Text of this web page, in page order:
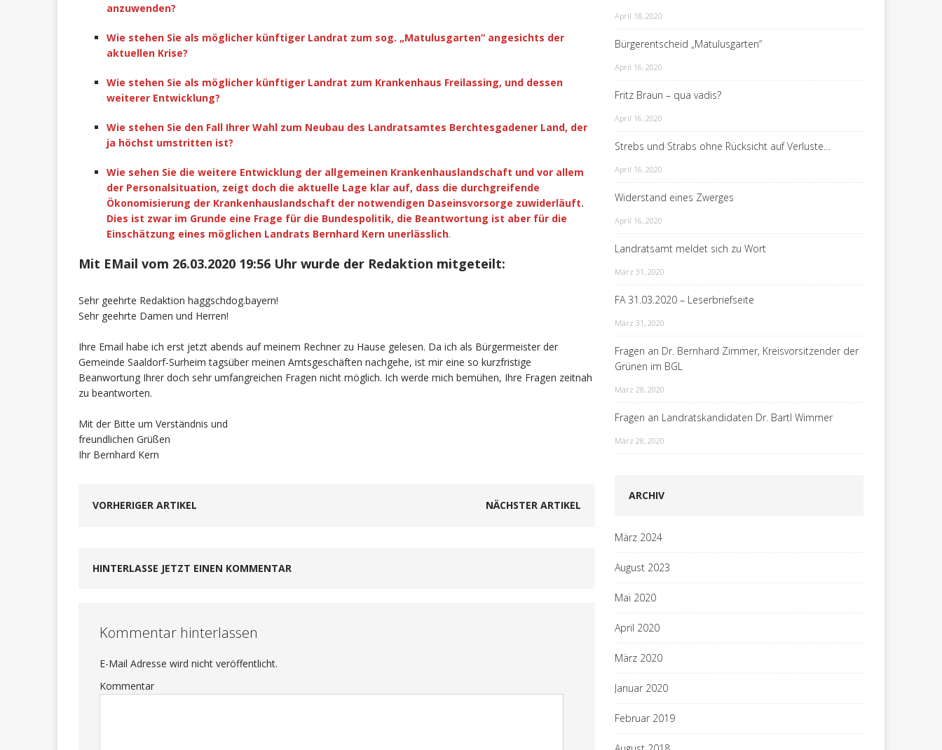
anzuwenden?
Wie stehen Sie als möglicher künftiger Landrat zum sog. „Matulusgarten“ angesichts der
aktuellen Krise?
Wie stehen Sie als möglicher künftiger Landrat zum Krankenhaus Freilassing, und dessen
weiterer Entwicklung?
Wie stehen Sie den Fall Ihrer Wahl zum Neubau des Landratsamtes Berchtesgadener Land, der
ja höchst umstritten ist?
Wie sehen Sie die weitere Entwicklung der allgemeinen Krankenhauslandschaft und vor allem
der Personalsituation, zeigt doch die aktuelle Lage klar auf, dass die durchgreifende
Ökonomisierung der Krankenhauslandschaft der notwendigen Daseinsvorsorge zuwiderläuft.
Dies ist zwar im Grunde eine Frage für die Bundespolitik, die Beantwortung ist aber für die
Einschätzung eines möglichen Landrats Bernhard Kern unerlässlich.
Mit EMail vom 26.03.2020 19:56 Uhr wurde der Redaktion mitgeteilt:
Sehr geehrte Redaktion haggschdog.bayern!
Sehr geehrte Damen und Herren!
Ihre Email habe ich erst jetzt abends auf meinem Rechner zu Hause gelesen. Da ich als Bürgermeister der
Gemeinde Saaldorf-Surheim tagsüber meinen Amtsgeschäften nachgehe, ist mir eine so kurzfristige
Beanwortung Ihrer doch sehr umfangreichen Fragen nicht möglich. Ich werde mich bemühen, Ihre Fragen zeitnah
zu beantworten.
Mit der Bitte um Verständnis und
freundlichen Grüßen
Ihr Bernhard Kern
VORHERIGER ARTIKEL NÄCHSTER ARTIKEL
HINTERLASSE JETZT EINEN KOMMENTAR
Kommentar hinterlassen
E-Mail Adresse wird nicht veröffentlicht.
Kommentar
April 18, 2020
Bürgerentscheid „Matulusgarten“
April 16, 2020
Fritz Braun – qua vadis?
April 16, 2020
Strebs und Strabs ohne Rücksicht auf Verluste…
April 16, 2020
Widerstand eines Zwerges
April 16, 2020
Landratsamt meldet sich zu Wort
März 31, 2020
FA 31.03.2020 – Leserbriefseite
März 31, 2020
Fragen an Dr. Bernhard Zimmer, Kreisvorsitzender der
Grünen im BGL
März 28, 2020
Fragen an Landratskandidaten Dr. Bartl Wimmer
März 28, 2020
ARCHIV
März 2024
August 2023
Mai 2020
April 2020
März 2020
Januar 2020
Februar 2019